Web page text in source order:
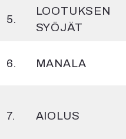
5.
LOOTUKSEN
SYÖJÄT
6. MANALA
7. AIOLUS